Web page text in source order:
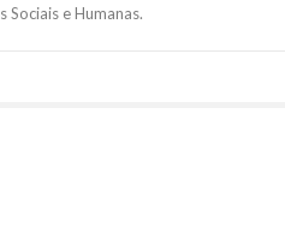
e Humanas.